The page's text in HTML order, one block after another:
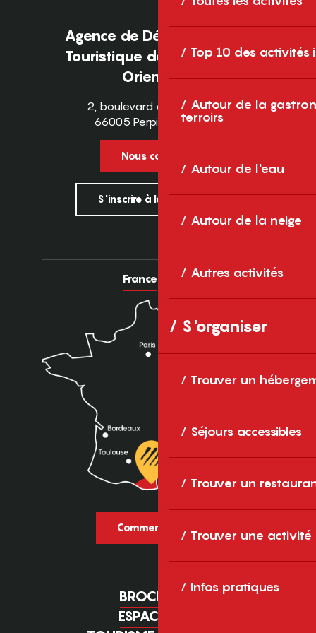
Top 10 des activités
Autour de la
terroirs
Autour de l'eau
Autour de la neige
Autres activités
S'organiser
Trouver un
Séjours accessibles
Trouver un
Trouver une activité
Infos pratiques
Agence de Développement
Touristique des Pyrénées-
Orientales
2, boulevard des Pyrénées
66005 Perpignan Cedex
Nous contacter
S'inscrire à la newsletter
France Europe
Comment venir ?
BROCHURES
ESPACE PRO